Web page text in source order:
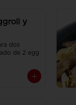
dos
de 2 egg